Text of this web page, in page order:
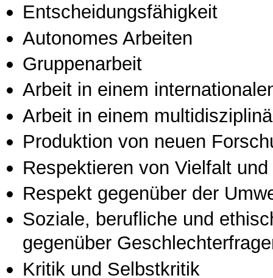
Entscheidungsfähigkeit
Autonomes Arbeiten
Gruppenarbeit
Arbeit in einem
Arbeit in einem
Produktion von neuen
Respektieren von Vielfalt
Respekt gegenüber der
Soziale, berufliche und
gegenüber
Kritik und Selbstkritik